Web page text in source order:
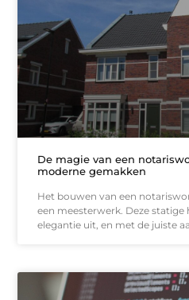
De magie van een
moderne gemakken
Het bouwen van een
een meesterwerk. Deze statige
elegantie uit, en met de juiste